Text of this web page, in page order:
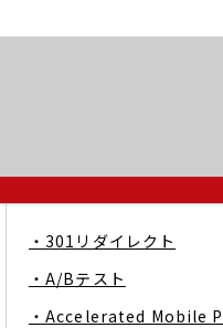
・301リダイレクト
・A/Bテスト
・Accelerated Mobile